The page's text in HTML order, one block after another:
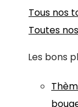
Tous nos
Toutes
Les bons